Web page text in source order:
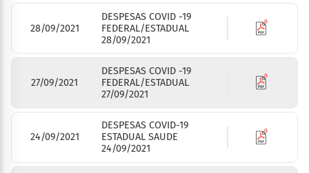
28/09/2021
DESPESAS COVID -19
FEDERAL/ESTADUAL
28/09/2021
27/09/2021
DESPESAS COVID -19
FEDERAL/ESTADUAL
27/09/2021
24/09/2021
DESPESAS COVID-19
ESTADUAL SAUDE
24/09/2021